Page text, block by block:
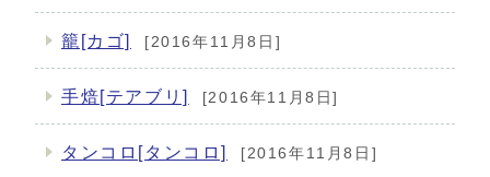
籠[カゴ] [2016年11月8日]
手焙[テアブリ] [2016年11月8日]
タンコロ[タンコロ] [2016年11月8日]